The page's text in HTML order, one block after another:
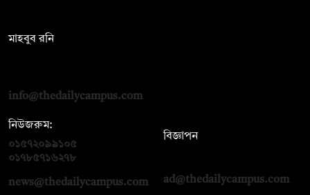
মাহবুব রনি
info@thedailycampus.com
নিউজরুম:
০১৫৭২০৯৯১০৫
০১৭৮৫৭১৬২৭৮
news@thedailycampus.com
বিজ্ঞাপন
ad@thedailycampus.com